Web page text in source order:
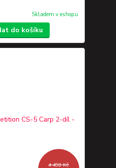
Skladem v eshopu
do košíku
4 498 Kč